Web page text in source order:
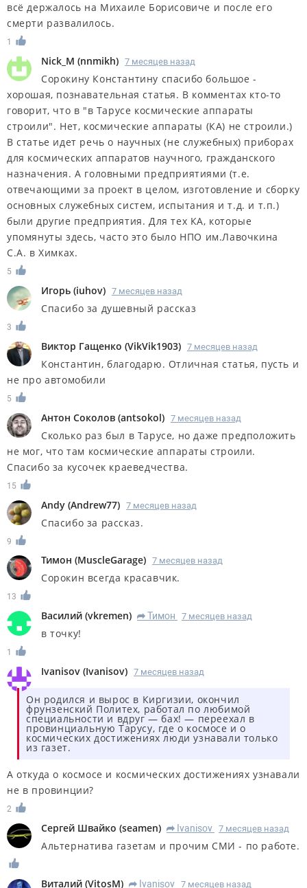
всё держалось на Михаиле Борисовиче и после его
смерти развалилось.
1
Nick_M (nnmikh) 7 месяцев назад
Сорокину Константину спасибо большое -
хорошая, познавательная статья. В комментах кто-то
говорит, что в "в Тарусе космические аппараты
строили". Нет, космические аппараты (КА) не строили.)
В статье идет речь о научных (не служебных) приборах
для космических аппаратов научного, гражданского
назначения. А головными предприятиями (т.е.
отвечающими за проект в целом, изготовление и сборку
основных служебных систем, испытания и т.д. и т.п.)
были другие предприятия. Для тех КА, которые
упомянуты здесь, часто это было НПО им.Лавочкина
С.А. в Химках.
5
Игорь (iuhov) 7 месяцев назад
Спасибо за душевный рассказ
3
Виктор Гащенко (VikVik1903) 7 месяцев назад
Константин, благодарю. Отличная статья, пусть и
не про автомобили
5
Антон Соколов (antsokol) 7 месяцев назад
Сколько раз был в Тарусе, но даже предположить
не мог, что там космические аппараты строили.
Спасибо за кусочек краеведчества.
15
Andy (Andrew77) 7 месяцев назад
Спасибо за рассказ.
9
Тимон (MuscleGarage) 7 месяцев назад
Сорокин всегда красавчик.
13
Василий (vkremen) R Тимон 7 месяцев назад
в точку!
1
Ivanisov (Ivanisov) 7 месяцев назад
Он родился и вырос в Киргизии, окончил
фрунзенский Политех, работал по любимой
специальности и вдруг — бах! — переехал в
провинциальную Тарусу, где о космосе и о
космических достижениях люди узнавали только
из газет.
А откуда о космосе и космических достижениях узнавали
не в провинции?
2
Сергей Швайко (seamen) R Ivanisov 7 месяцев назад
Альтернатива газетам и прочим СМИ - по работе.
Виталий (VitosM) R Ivanisov 7 месяцев назад